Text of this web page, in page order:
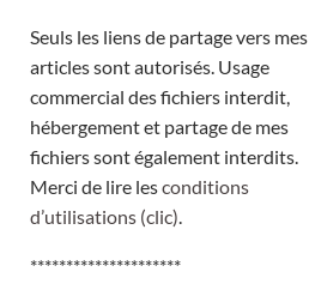
Seuls les liens de partage vers mes
articles sont autorisés. Usage
commercial des fichiers interdit,
hébergement et partage de mes
fichiers sont également interdits.
Merci de lire lesconditions
d’utilisations (clic).
*********************